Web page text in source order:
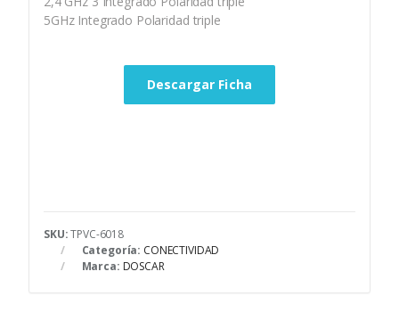
5GHz Integrado Polaridad triple
Descargar Ficha
SKU:TPVC-6018
Categoría: CONECTIVIDAD
Marca: DOSCAR